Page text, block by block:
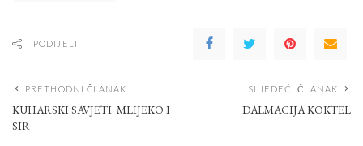
PODIJELI
PRETHODNI ČLANAK
KUHARSKI SAVJETI: MLIJEKO I
SIR
SLJEDEĆI ČLANAK
DALMACIJA KOKTEL